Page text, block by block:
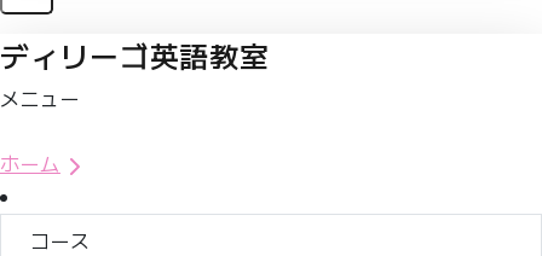
ディリーゴ英語教室
メニュー
ホーム
コース